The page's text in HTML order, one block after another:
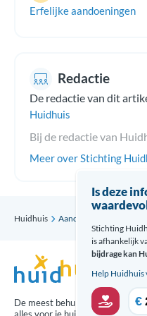
Erfelijke aandoeningen
Redactie
De redactie van dit
Huidhuis
Bij de redactie van
Meer over Stichting
Huidhuis Aandoening
De meest behulpzame updates
Is deze
Stichting
is afhankelijk
bijdrage kan
Help Huidhuis
€